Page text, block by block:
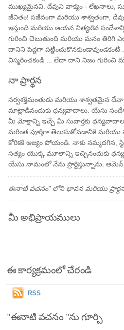
ముఖ్యమైనవి. దేవుని వాక్యం - లేఖనాలు,
జీవితం! సజీవంగా మరియు శాశ్వతంగా,
ఇస్తుంది మరియు ఆయన నిత్యజీవ
గురించి చెబుతుంది మరియు మనం తిరిగి
దానిని పెద్దగా
విస్మరించకండి ... లేదా దాని నిజం గురించి
నా ప్రార్థన
సర్వశక్తిమంతుడు మరియు
మాట్లాడినందుకు ధన్యవాదాలు. యేసు
మీ మోక్షాన్ని ఇచ్చే మీ సువార్తకు
మరింత పూర్తిగా తెలుసుకోవడానికి
కోరికకి ఆజ్యం పోయండి. నాకు నమ్మదగిన,
సత్యం యొక్క మూలాన్ని ఇచ్చినందుకు
యేసు నామంలో నేను ప్రార్థిస్తున్నాను. ఆమెన్.
ఈనాటి వచనం" లోని భావన మరియు
మీ అభిప్రాయములు
ఈ కార్యక్రమంలో చేరండి
RSS
"ఈనాటి వచనం "ను గూర్చి